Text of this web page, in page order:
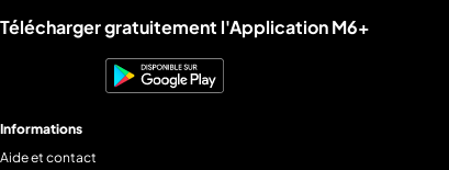
Liens utiles M6+.
Télécharger gratuitement l'Application M6+
Informations
Aide et contact